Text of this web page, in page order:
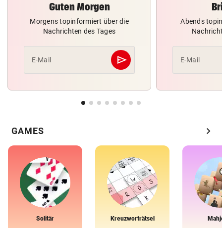
Guten Morgen
Morgens topinformiert über die
Nachrichten des Tages
E-Mail send
Abschicken
Abends
E-Mail
GAMES chevron_right
Solitär Kreuzworträtsel